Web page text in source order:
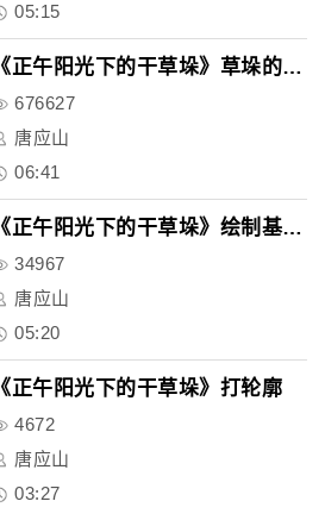
05:15
《正午阳光下的干草垛》草垛的深..
676627
唐应山
06:41
《正午阳光下的干草垛》绘制基本..
34967
唐应山
05:20
《正午阳光下的干草垛》打轮廓
4672
唐应山
03:27